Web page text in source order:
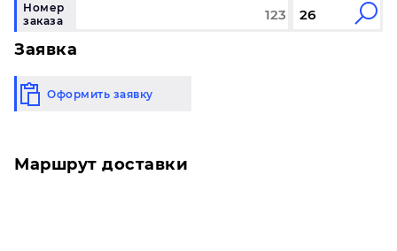
Номер
заказа
Заявка
Оформить заявку
Маршрут доставки